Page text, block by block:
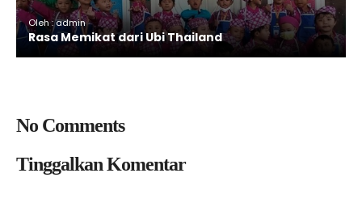
Oleh : admin
Rasa Memikat dari Ubi Thailand
No Comments
Tinggalkan Komentar